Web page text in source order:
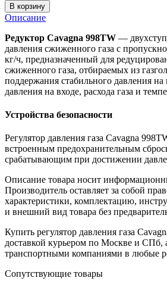
В корзину
Описание
Редуктор Cavagna 998TW —
давления сжиженного газа с
кг/ч, предназначенный для
сжиженного газа, отбираемых из
поддержания стабильного давления
давления на входе, расхода газа и
Устройства безопасности
Регулятор давления газа Cavagna
встроенным предохранительным
срабатывающим при достижении
Описание товара носит
Производитель оставляет за собой
характеристики, комплектацию,
и внешний вид товара без
Купить регулятор давления газа
доставкой курьером по Москве и СПб,
транспортными компаниями в любые
Сопутствующие товары